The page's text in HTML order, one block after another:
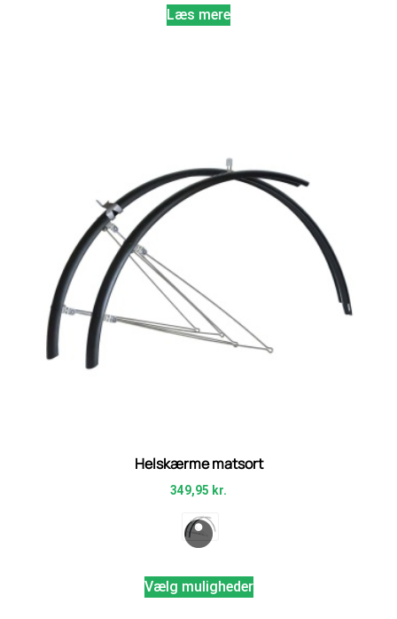
Læs mere
Helskærme matsort
349,95 kr.
Vælg muligheder